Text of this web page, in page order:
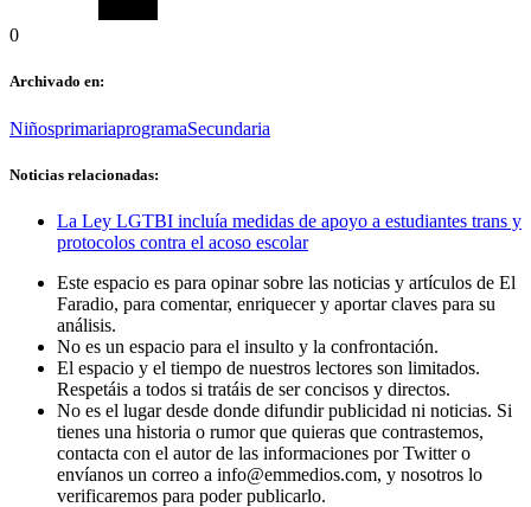
0
Archivado en:
NiñosprimariaprogramaSecundaria
Noticias relacionadas:
La Ley LGTBI incluía medidas de apoyo a estudiantes trans y
protocolos contra el acoso escolar
Este espacio es para opinar sobre las noticias y artículos de El
Faradio, para comentar, enriquecer y aportar claves para su
análisis.
No es un espacio para el insulto y la confrontación.
El espacio y el tiempo de nuestros lectores son limitados.
Respetáis a todos si tratáis de ser concisos y directos.
No es el lugar desde donde difundir publicidad ni noticias. Si
tienes una historia o rumor que quieras que contrastemos,
contacta con el autor de las informaciones por Twitter o
envíanos un correo a info@emmedios.com, y nosotros lo
verificaremos para poder publicarlo.